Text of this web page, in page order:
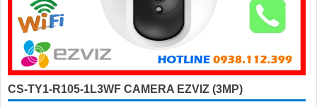
CS-TY1-R105-1L3WF CAMERA EZVIZ (3MP)